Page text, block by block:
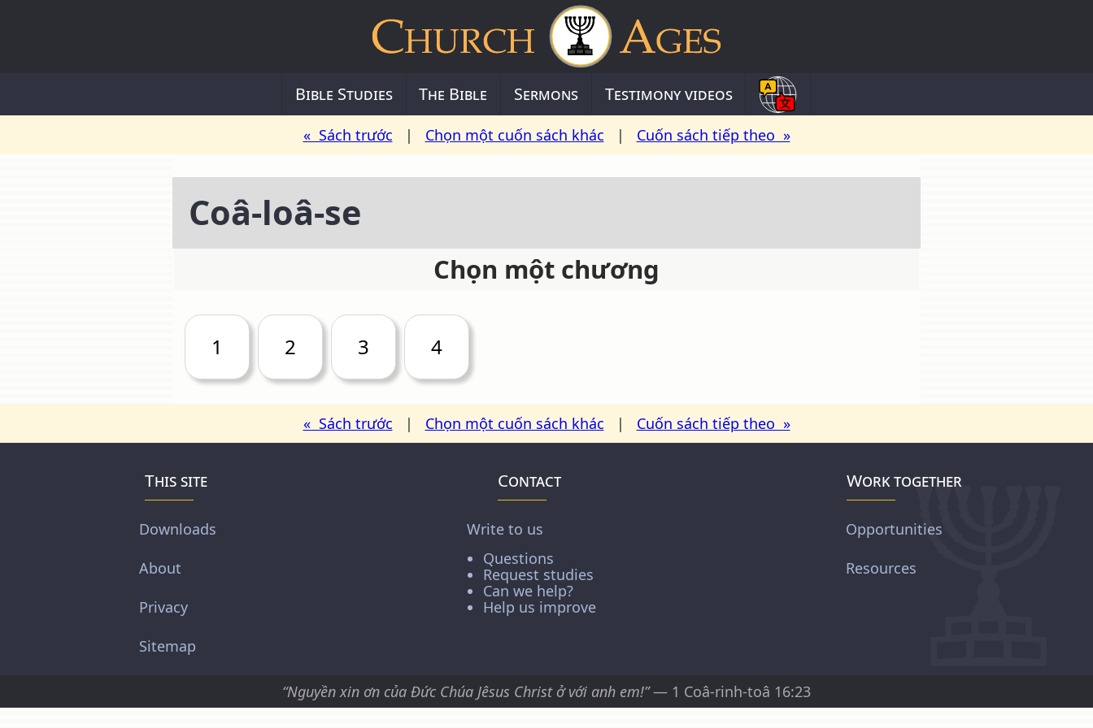
Bible Studies The Bible Sermons Testimony videos
« Sách trước | Chọn một cuốn sách khác | Cuốn sách tiếp theo »
Coâ-loâ-se
Chọn một chương
1 2 3 4
« Sách trước | Chọn một cuốn sách khác | Cuốn sách tiếp theo »
This site
Downloads
About
Privacy
Sitemap
Contact
Write to us
Questions
Request studies
Can we help?
Help us improve
Work together
Opportunities
Resources
“Nguyền xin ơn của Ðức Chúa Jêsus Christ ở với anh em!”— 1 Coâ-rinh-toâ 16:23